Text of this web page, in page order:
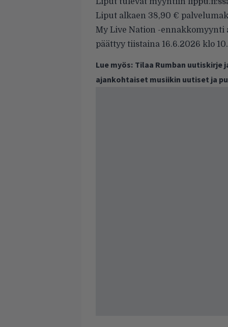
Liput alkaen 38,90 €
My Live Nation -ennakkomyynti
päättyy tiistaina 16.6.2026 klo
Lue myös: Tilaa Rumban uutiskirje
ajankohtaiset musiikin uutiset ja